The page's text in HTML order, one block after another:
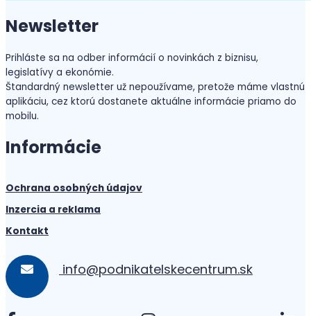
Newsletter
Prihláste sa na odber informácií o novinkách z biznisu,
legislatívy a ekonómie.
Štandardný newsletter už nepoužívame, pretože máme vlastnú
aplikáciu, cez ktorú dostanete aktuálne informácie priamo do
mobilu.
Informácie
Ochrana osobných údajov
Inzercia a reklama
Kontakt
info@podnikatelskecentrum.sk